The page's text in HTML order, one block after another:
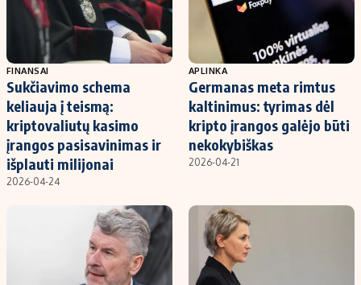
FINANSAI
Sukčiavimo schema
keliauja į teismą:
kriptovaliutų kasimo
įrangos pasisavinimas ir
išplauti milijonai
2026-04-24
APLINKA
Germanas meta rimtus
kaltinimus: tyrimas dėl
kripto įrangos galėjo būti
nekokybiškas
2026-04-21